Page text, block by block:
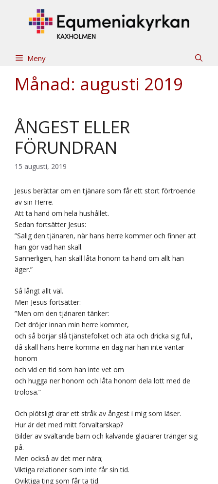
Meny
Månad: augusti 2019
ÅNGEST ELLER
FÖRUNDRAN
15 augusti, 2019
Jesus berättar om en tjänare som får ett stort förtroende
av sin Herre.
Att ta hand om hela hushållet.
Sedan fortsätter Jesus:
”Salig den tjänaren, när hans herre kommer och finner att
han gör vad han skall.
Sannerligen, han skall låta honom ta hand om allt han
äger.”
Så långt allt väl.
Men Jesus fortsätter:
”Men om den tjänaren tänker:
Det dröjer innan min herre kommer,
och så börjar slå tjänstefolket och äta och dricka sig full,
då skall hans herre komma en dag när han inte väntar
honom
och vid en tid som han inte vet om
och hugga ner honom och låta honom dela lott med de
trolösa.”
Och plötsligt drar ett stråk av ångest i mig som läser.
Hur är det med mitt förvaltarskap?
Bilder av svältande barn och kalvande glaciärer tränger sig
på.
Men också av det mer nära;
Viktiga relationer som inte får sin tid.
Oviktiga ting som får ta tid.